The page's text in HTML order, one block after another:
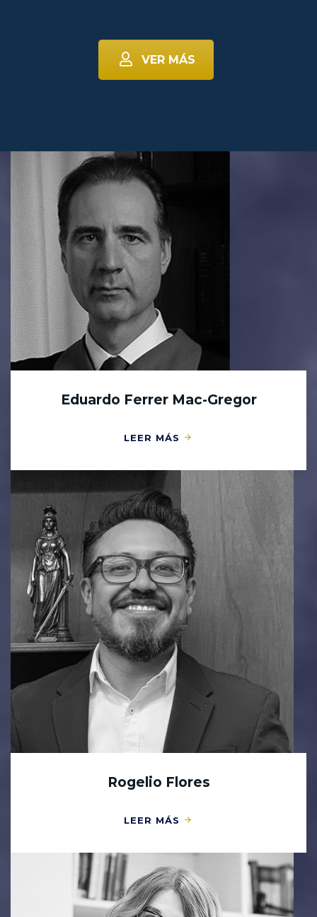
VER MÁS
Eduardo Ferrer Mac-Gregor
LEER MÁS
Rogelio Flores
LEER MÁS